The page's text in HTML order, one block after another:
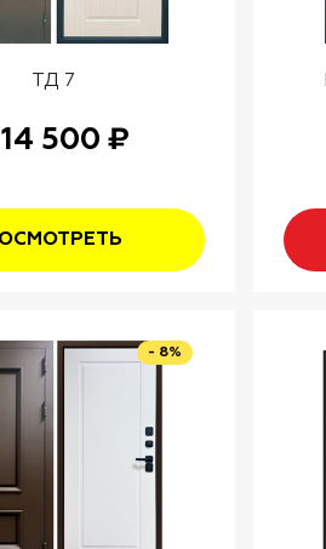
ТД 7
14 500 ₽
- 8%